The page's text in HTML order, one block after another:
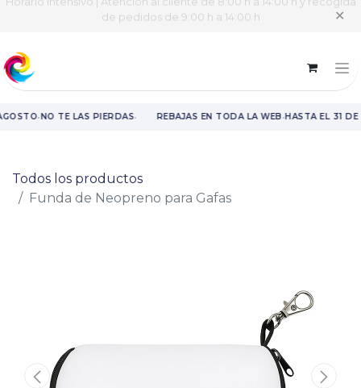
Horario intensivo | Atención al cliente de 8:00 h a 14:00 h y recogida
de pedidos de 9:00 h a 14:00 h
✕
·NO TE LAS PIERDAS· REBAJAS EN TODA LA WEB·HASTA EL 31 DE
Todos los productos
Funda de Neopreno para Gafas